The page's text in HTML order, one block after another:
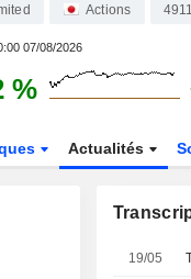
Actions 4911
07/08/2026
%
Actualités
19/05